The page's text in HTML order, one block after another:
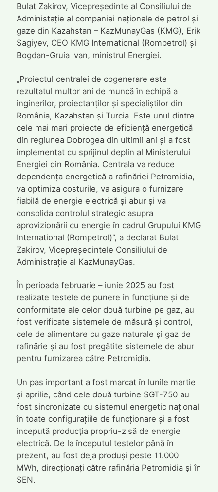
Bulat Zakirov, Vicepreședinte al Consiliului de
Administație al companiei naționale de petrol și
gaze din Kazahstan – KazMunayGas (KMG), Erik
Sagiyev, CEO KMG International (Rompetrol) și
Bogdan-Gruia Ivan, ministrul Energiei.
„Proiectul centralei de cogenerare este
rezultatul multor ani de muncă în echipă a
inginerilor, proiectanților și specialiștilor din
România, Kazahstan și Turcia. Este unul dintre
cele mai mari proiecte de eficiență energetică
din regiunea Dobrogea din ultimii ani și a fost
implementat cu sprijinul deplin al Ministerului
Energiei din România. Centrala va reduce
dependența energetică a rafinăriei Petromidia,
va optimiza costurile, va asigura o furnizare
fiabilă de energie electrică și abur și va
consolida controlul strategic asupra
aprovizionării cu energie în cadrul Grupului KMG
International (Rompetrol)”, a declarat Bulat
Zakirov, Vicepreședintele Consiliului de
Administrație al KazMunayGas.
În perioada februarie – iunie 2025 au fost
realizate testele de punere în funcțiune și de
conformitate ale celor două turbine pe gaz, au
fost verificate sistemele de măsură și control,
cele de alimentare cu gaze naturale și gaz de
rafinărie și au fost pregătite sistemele de abur
pentru furnizarea către Petromidia.
Un pas important a fost marcat în lunile martie
și aprilie, când cele două turbine SGT-750 au
fost sincronizate cu sistemul energetic național
în toate configurațiile de funcționare și a fost
începută producția propriu-zisă de energie
electrică. De la începutul testelor până în
prezent, au fost deja produși peste 11.000
MWh, direcționați către rafinăria Petromidia și în
SEN.